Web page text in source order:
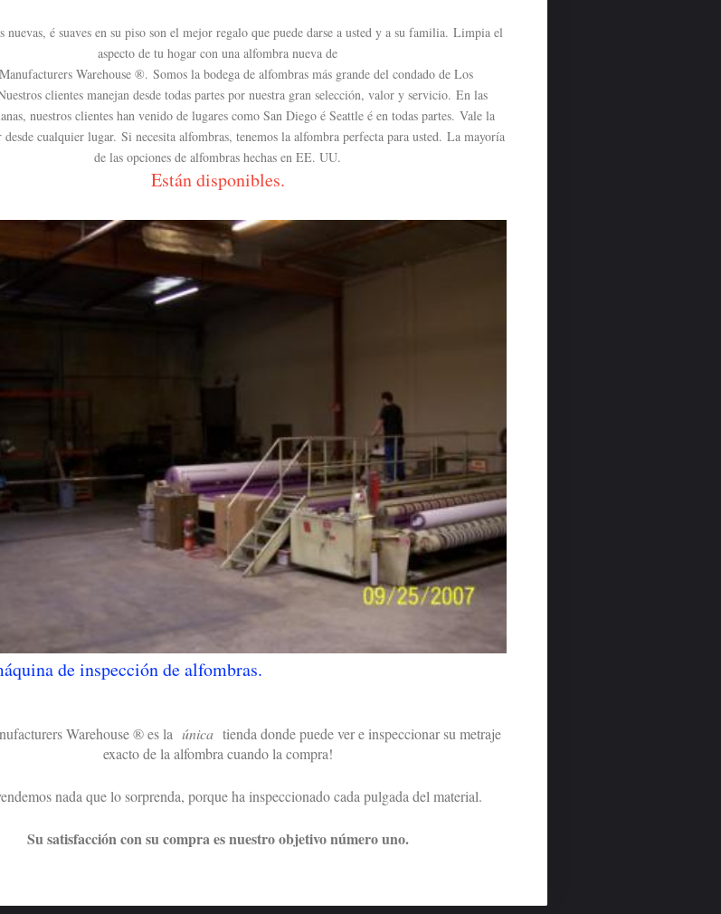
nuevas, é suaves en su piso son el mejor regalo que puede darse a usted y a su familia. Limpia el
aspecto de tu hogar con una alfombra nueva de
Warehouse ®.Somos la bodega de alfombras más grande del condado de Los
clientes manejan desde todas partes por nuestra gran selección, valor y servicio. En las
nuestros clientes han venido de lugares como San Diego é Seattle é en todas partes.Vale la
desde cualquier lugar.Si necesita alfombras, tenemos la alfombra perfecta para usted. La mayoría
de las opciones de alfombras hechas en EE. UU.
Están disponibles.
de inspección de alfombras.
Warehouse ® es laúnica tienda donde puede ver e inspeccionar su metraje
exacto de la alfombra cuando la compra!
nada que lo sorprenda, porque ha inspeccionado cada pulgada del material.
Su satisfacción con su compra es nuestro objetivo número uno.